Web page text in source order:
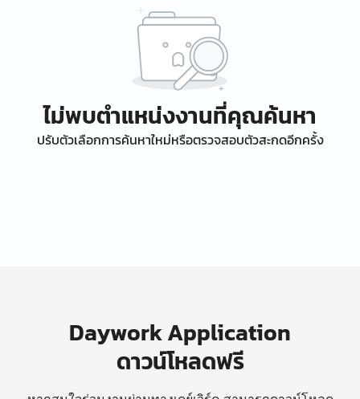
ไม่พบตำแหน่งงานที่คุณค้นหา
ปรับตัวเลือกการค้นหาใหม่หรือตรวจสอบตัวสะกดอีกครั้ง
Daywork Application
ดาวน์โหลดฟรี